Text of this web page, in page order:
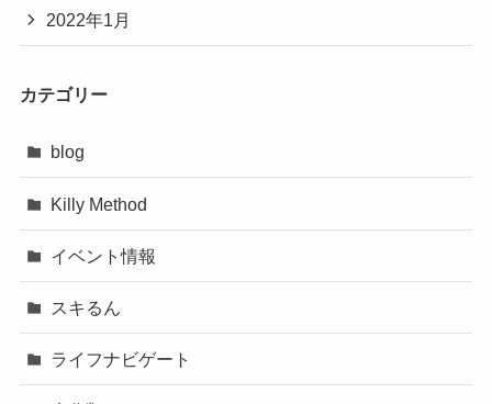
2022年1月
カテゴリー
blog
Killy Method
イベント情報
スキるん
ライフナビゲート